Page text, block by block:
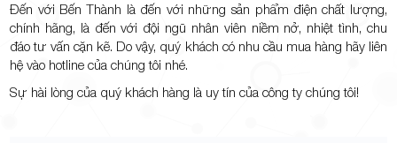
Đến với Bến Thành là đến với những sản phẩm điện chất lượng,
chính hãng, là đến với đội ngũ nhân viên niềm nở, nhiệt tình, chu
đáo tư vấn cặn kẽ. Do vậy, quý khách có nhu cầu mua hàng hãy liên
hệ vào hotline của chúng tôi nhé.
Sự hài lòng của quý khách hàng là uy tín của công ty chúng tôi!